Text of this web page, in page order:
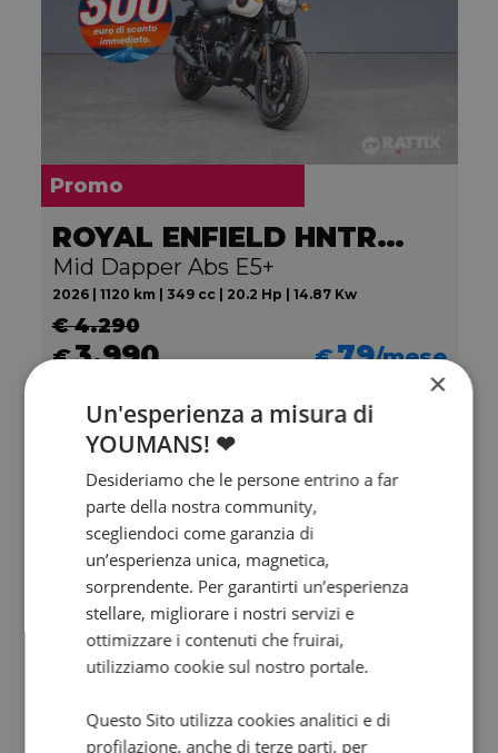
Promo
ROYAL ENFIELD HNTR 350
Mid Dapper Abs E5+
2026 | 1120 km | 349 cc | 20.2 Hp | 14.87 Kw
€ 4.290
€3.990 €79/mese
DUCATI Multistrada 1200
×
Un'esperienza a misura di
YOUMANS! ❤
Desideriamo che le persone entrino a far
parte della nostra community,
scegliendoci come garanzia di
un’esperienza unica, magnetica,
sorprendente. Per garantirti un’esperienza
stellare, migliorare i nostri servizi e
ottimizzare i contenuti che fruirai,
utilizziamo cookie sul nostro portale.
Questo Sito utilizza cookies analitici e di
profilazione, anche di terze parti, per